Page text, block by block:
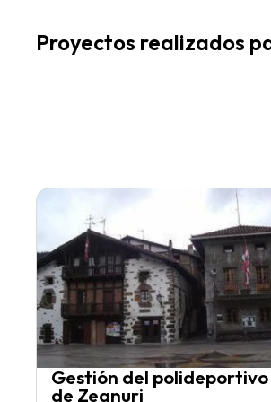
Proyectos realizados
Gestión del polideportivo
de Zeanuri